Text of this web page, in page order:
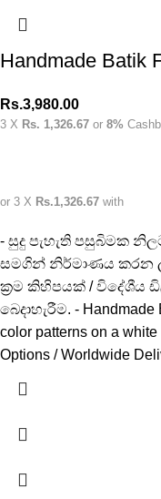
Handmade Batik
Rs.3,980.00
3 X Rs. 1,326.67 or 8%
or 3 X Rs.1,326.67 with
- සුදු පැහැති පසුබිමක
සමගින් නිර්මාණය කරන
ක්‍රම කිහිපයක් / විදේශීය
බෙදාහැරීම. - Handmade
color patterns on a
Options / Worldwide